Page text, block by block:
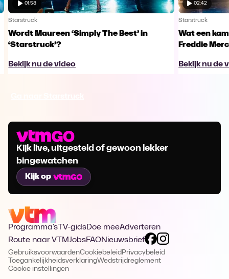
01:58
Starstruck
Wordt Maureen ‘Simply The Best’ in
‘Starstruck’?
Bekijk nu de video
02:42
Starstruck
Wat een
Freddie
Bekijk nu de
Kijk live, uitgesteld of gewoon lekker
bingewatchen
Kijk op
Programma's TV-gidsDoe meeAdverteren
Route naar VTMJobsFAQNieuwsbrief
GebruiksvoorwaardenCookiebeleid Privacybeleid
ToegankelijkheidsverklaringWedstrijdreglement
Cookie instellingen